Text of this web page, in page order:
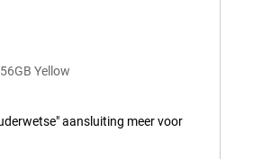
Yellow
aansluiting meer voor